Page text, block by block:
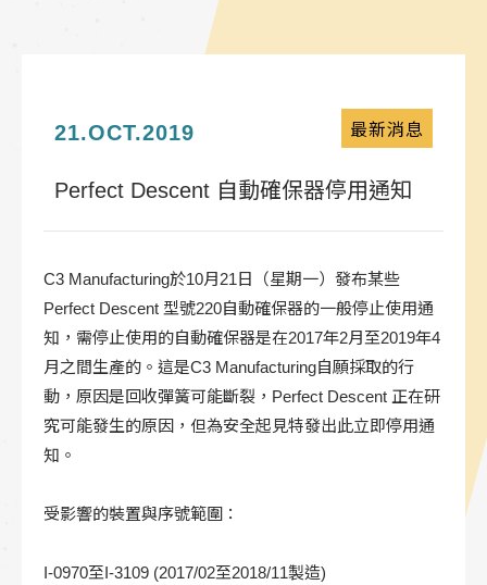
21.OCT.2019 最新消息
Perfect Descent 自動確保器停用通知
C3 Manufacturing於10月21日（星期一）發布某些
Perfect Descent 型號220自動確保器的一般停止使用通
知，需停止使用的自動確保器是在2017年2月至2019年4
月之間生產的。這是C3 Manufacturing自願採取的行
動，原因是回收彈簧可能斷裂，Perfect Descent 正在研
究可能發生的原因，但為安全起見特發出此立即停用通
知。
受影響的裝置與序號範圍：
I-0970至I-3109 (2017/02至2018/11製造)